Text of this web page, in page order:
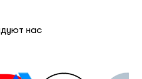
нас